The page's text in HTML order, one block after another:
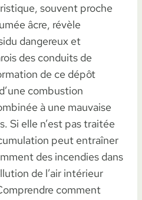
souvent proche
âcre, révèle
dangereux et
des conduits de
de ce dépôt
combustion
à une mauvaise
Si elle n’est pas traitée
peut entraîner
des incendies dans
de l’air intérieur
comment